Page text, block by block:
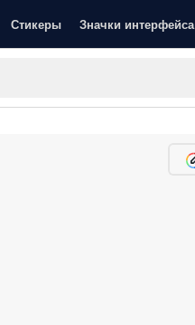
Стикеры Значки интерфейса